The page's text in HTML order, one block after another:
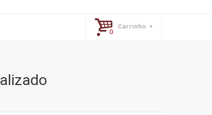
Carrinho